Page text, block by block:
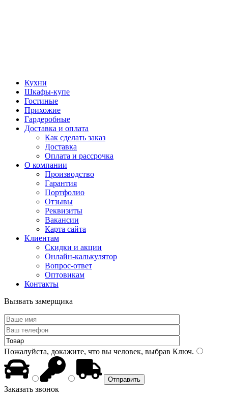
Кухни
Шкафы-купе
Гостиные
Прихожие
Гардеробные
Доставка и оплата
Как сделать заказ
Доставка
Оплата и рассрочка
О компании
Производство
Гарантия
Портфолио
Отзывы
Реквизиты
Вакансии
Карта сайта
Клиентам
Скидки и акции
Онлайн-калькулятор
Вопрос-ответ
Оптовикам
Контакты
Вызвать замерщика
Пожалуйста, докажите, что вы человек, выбрав Ключ.
Заказать звонок